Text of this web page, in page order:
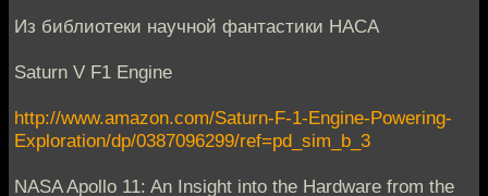
Из библиотеки научной фантастики НАСА
Saturn V F1 Engine
http://www.amazon.com/Saturn-F-1-Engine-Powering-
Exploration/dp/0387096299/ref=pd_sim_b_3
NASA Apollo 11: An Insight into the Hardware from the